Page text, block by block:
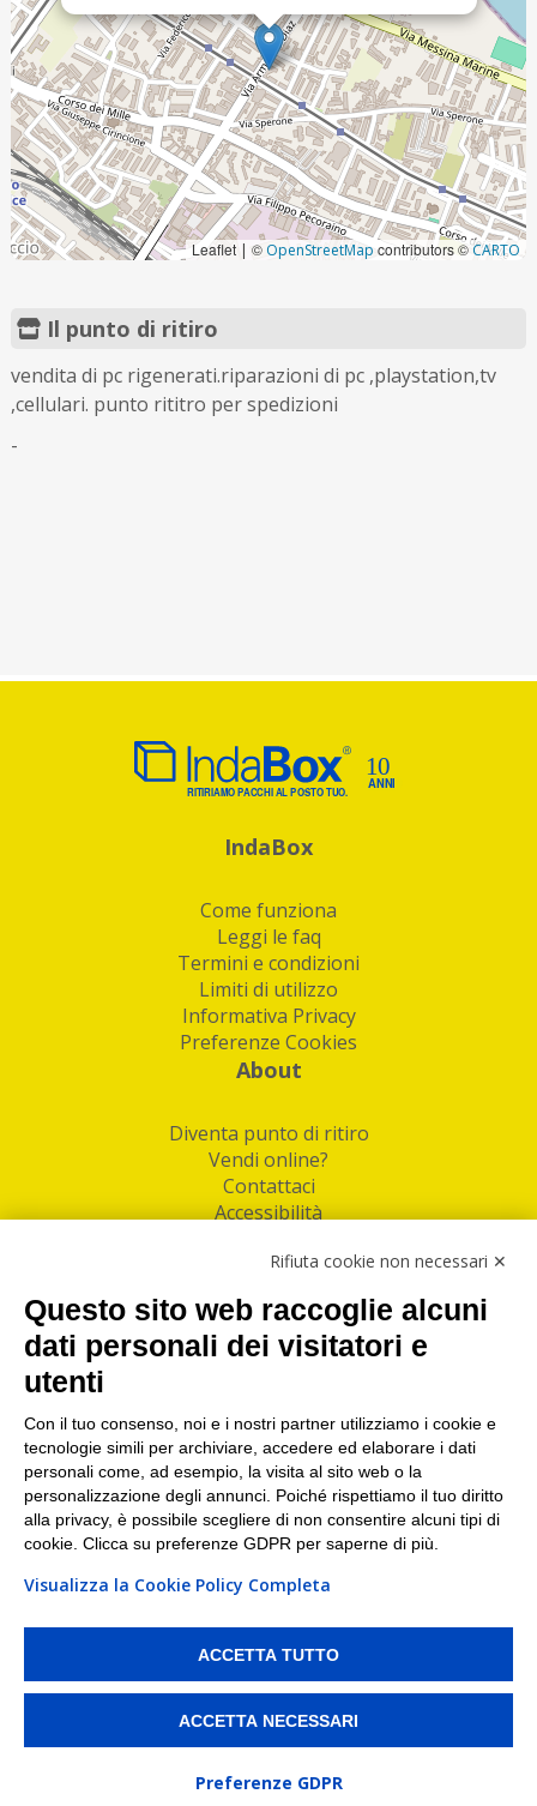
Leaflet | © OpenStreetMap contributors ©CARTO
Il punto di ritiro
vendita di pc rigenerati.riparazioni di pc ,playstation,tv
,cellulari. punto rititro per spedizioni
-
IndaBox
Come funziona
Leggi le faq
Termini e condizioni
Limiti di utilizzo
Informativa Privacy
Preferenze Cookies
About
Diventa punto di ritiro
Vendi online?
Contattaci
Accessibilità
Facebook
Linkedin
I nostri punti di ritiro e spedizione pacchi nelle
maggiori città italiane
Torino|Milano|Roma|Bologna|Firenze| Genova
Napoli|Varese
PI/CF/N°Iscr.: 10821360012 | REA: RM 1494760 | Cap.Soc.: 50.000€ |
Whistleblowing|Privacy |Preferenze Cookies
ritirare i tuoi acquisti online e spedire i tuoi pacchi.
Rifiuta cookie non necessari ✕
Questo sito web raccoglie alcuni
dati personali dei visitatori e
utenti
Con il tuo consenso, noi e i nostri partner utilizziamo i cookie e
tecnologie simili per archiviare, accedere ed elaborare i dati
personali come, ad esempio, la visita al sito web o la
personalizzazione degli annunci. Poiché rispettiamo il tuo diritto
alla privacy, è possibile scegliere di non consentire alcuni tipi di
cookie. Clicca su preferenze GDPR per saperne di più.
Visualizza la Cookie Policy Completa
ACCETTA TUTTO
ACCETTA NECESSARI
Preferenze GDPR